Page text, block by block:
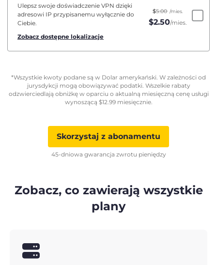
Ulepsz swoje doświadczenie VPN dzięki
adresowi IP przypisanemu wyłącznie do
Ciebie.
Zobacz dostępne lokalizacje
$5.00 /mies.
$2.50/mies.
*Wszystkie kwoty podane są w Dolar amerykański. W zależności od
jurysdykcji mogą obowiązywać podatki. Wszelkie rabaty
odzwierciedlają obniżkę w oparciu o aktualną miesięczną cenę usługi
wynoszącą $12.99miesięcznie.
Skorzystaj z abonamentu
45-dniowa gwarancja zwrotu pieniędzy
Zobacz, co zawierają wszystkie
plany